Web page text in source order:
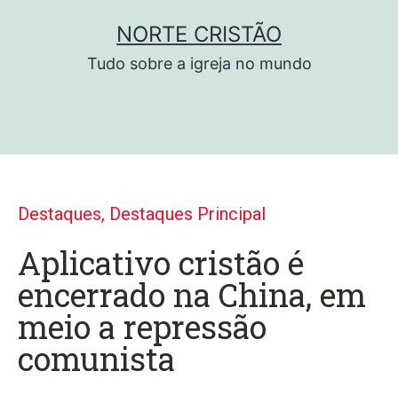
NORTE CRISTÃO
Tudo sobre a igreja no mundo
Destaques, Destaques Principal
Aplicativo cristão é
encerrado na China, em
meio a repressão
comunista